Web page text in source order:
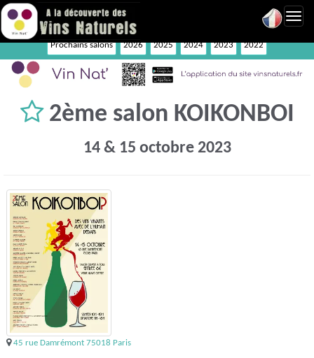
Prochains salons 2026 2025 2024 2023 2022
2ème salon KOIKONBOI
14 & 15 octobre 2023
45 rue Damrémont 75018 Paris